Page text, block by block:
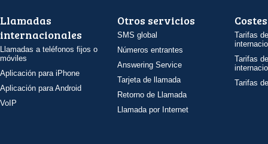
Llamadas
internacionales
Llamadas a teléfonos fijos o
móviles
Aplicación para iPhone
Aplicación para Android
VoIP
Otros servicios
SMS global
Números entrantes
Answering Service
Tarjeta de llamada
Retorno de Llamada
Llamada por Internet
Costes
Tarifas
Tarifas
Tarifas